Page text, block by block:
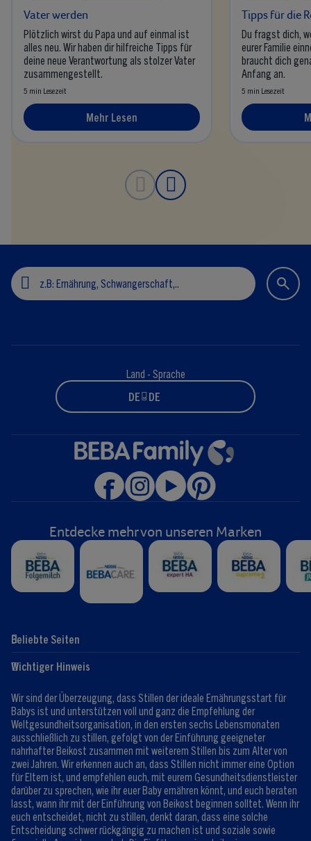
Vater werden
Plötzlich wirst du Papa und auf einmal ist
alles neu. Wir haben dir hilfreiche Tipps für
deine neue Verantwortung als stolzer Vater
zusammengestellt.
5 min Lesezeit
Mehr Lesen
Tipps für die
Du fragst dich,
eurer Familie
braucht dich
Anfang an.
5 min Lesezeit
Land - Sprache
DE - DE
Entdecke mehr von unseren Marken
Beliebte Seiten
Hilfe
Expert:innen
Kontaktformular
Club-Info
Registrieren/Anmelden
Wichtiger Hinweis
Wir sind der Überzeugung, dass Stillen der ideale Ernährungsstart für
Babys ist und unterstützen voll und ganz die Empfehlung der
Weltgesundheitsorganisation, in den ersten sechs Lebensmonaten
ausschließlich zu stillen, gefolgt von der Einführung geeigneter
nahrhafter Beikost zusammen mit weiterem Stillen bis zum Alter von
zwei Jahren. Wir erkennen auch an, dass Stillen nicht immer eine Option
für Eltern ist, und empfehlen euch, mit eurem Gesundheitsdienstleister
darüber zu sprechen, wie ihr euer Baby ernähren könnt, und euch beraten
lasst, wann ihr mit der Einführung von Beikost beginnen solltet. Wenn ihr
euch entscheidet, nicht zu stillen, denkt daran, dass eine solche
Entscheidung schwer rückgängig zu machen ist und soziale sowie